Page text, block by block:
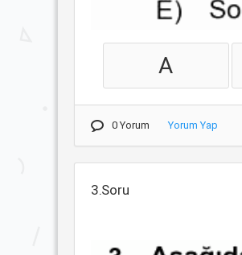
A
0 Yorum Yorum Yap
3.Soru